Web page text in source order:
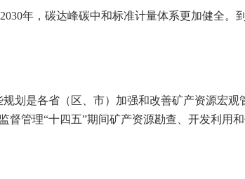
年，碳达峰碳中和标准计量体系更加健全。
是各省（区、市）加强和改善矿产资源宏观
管理“十四五”期间矿产资源勘查、开发利用